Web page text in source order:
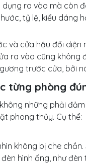
ra vào mà còn
tỷ lệ, kiểu dáng
và cửa hậu đối
ra vào cũng
trước cửa, bởi
từng phòng
những phải
phong thủy. Cụ thể:
không bị che
hình ống, như đèn